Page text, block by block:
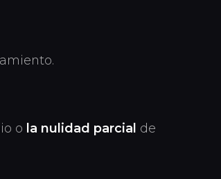
o la nulidad parcial de